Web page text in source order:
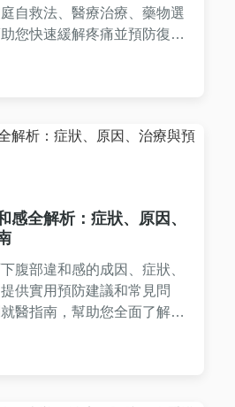
自救法、醫療治療、藥物選
您快速緩解疼痛並預防復
感全解析：症狀、原因、
腹部違和感的成因、症狀、
供實用預防建議和常見問
醫指南，幫助您全面了解腎
確保實用性和可信度。